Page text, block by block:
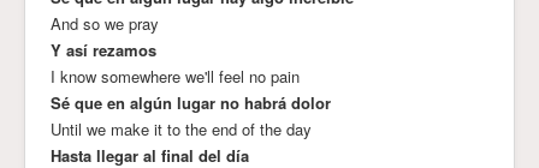
And so we pray
Y así rezamos
I know somewhere we'll feel no pain
Sé que en algún lugar no habrá dolor
Until we make it to the end of the day
Hasta llegar al final del día